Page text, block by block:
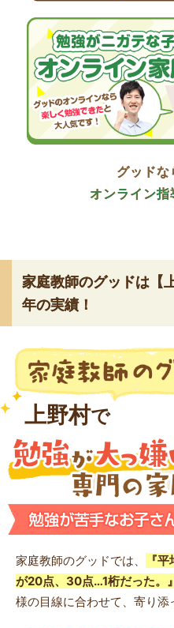
グッドな
オンライン指
家庭教師のグッドは【
年の実績！
上野村で
家庭教師のグッドでは、
『
が20点、30点…1桁だった。』
様の目線に合わせて、寄り添